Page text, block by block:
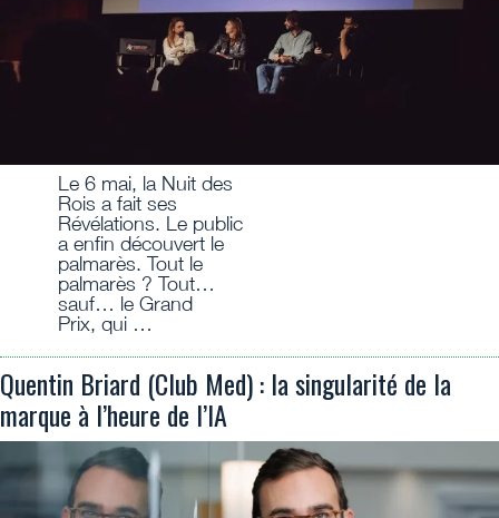
Le 6 mai, la Nuit des
Rois a fait ses
Révélations. Le public
a enfin découvert le
palmarès. Tout le
palmarès ? Tout…
sauf… le Grand
Prix, qui …
Quentin Briard (Club Med) : la singularité de la
marque à l’heure de l’IA